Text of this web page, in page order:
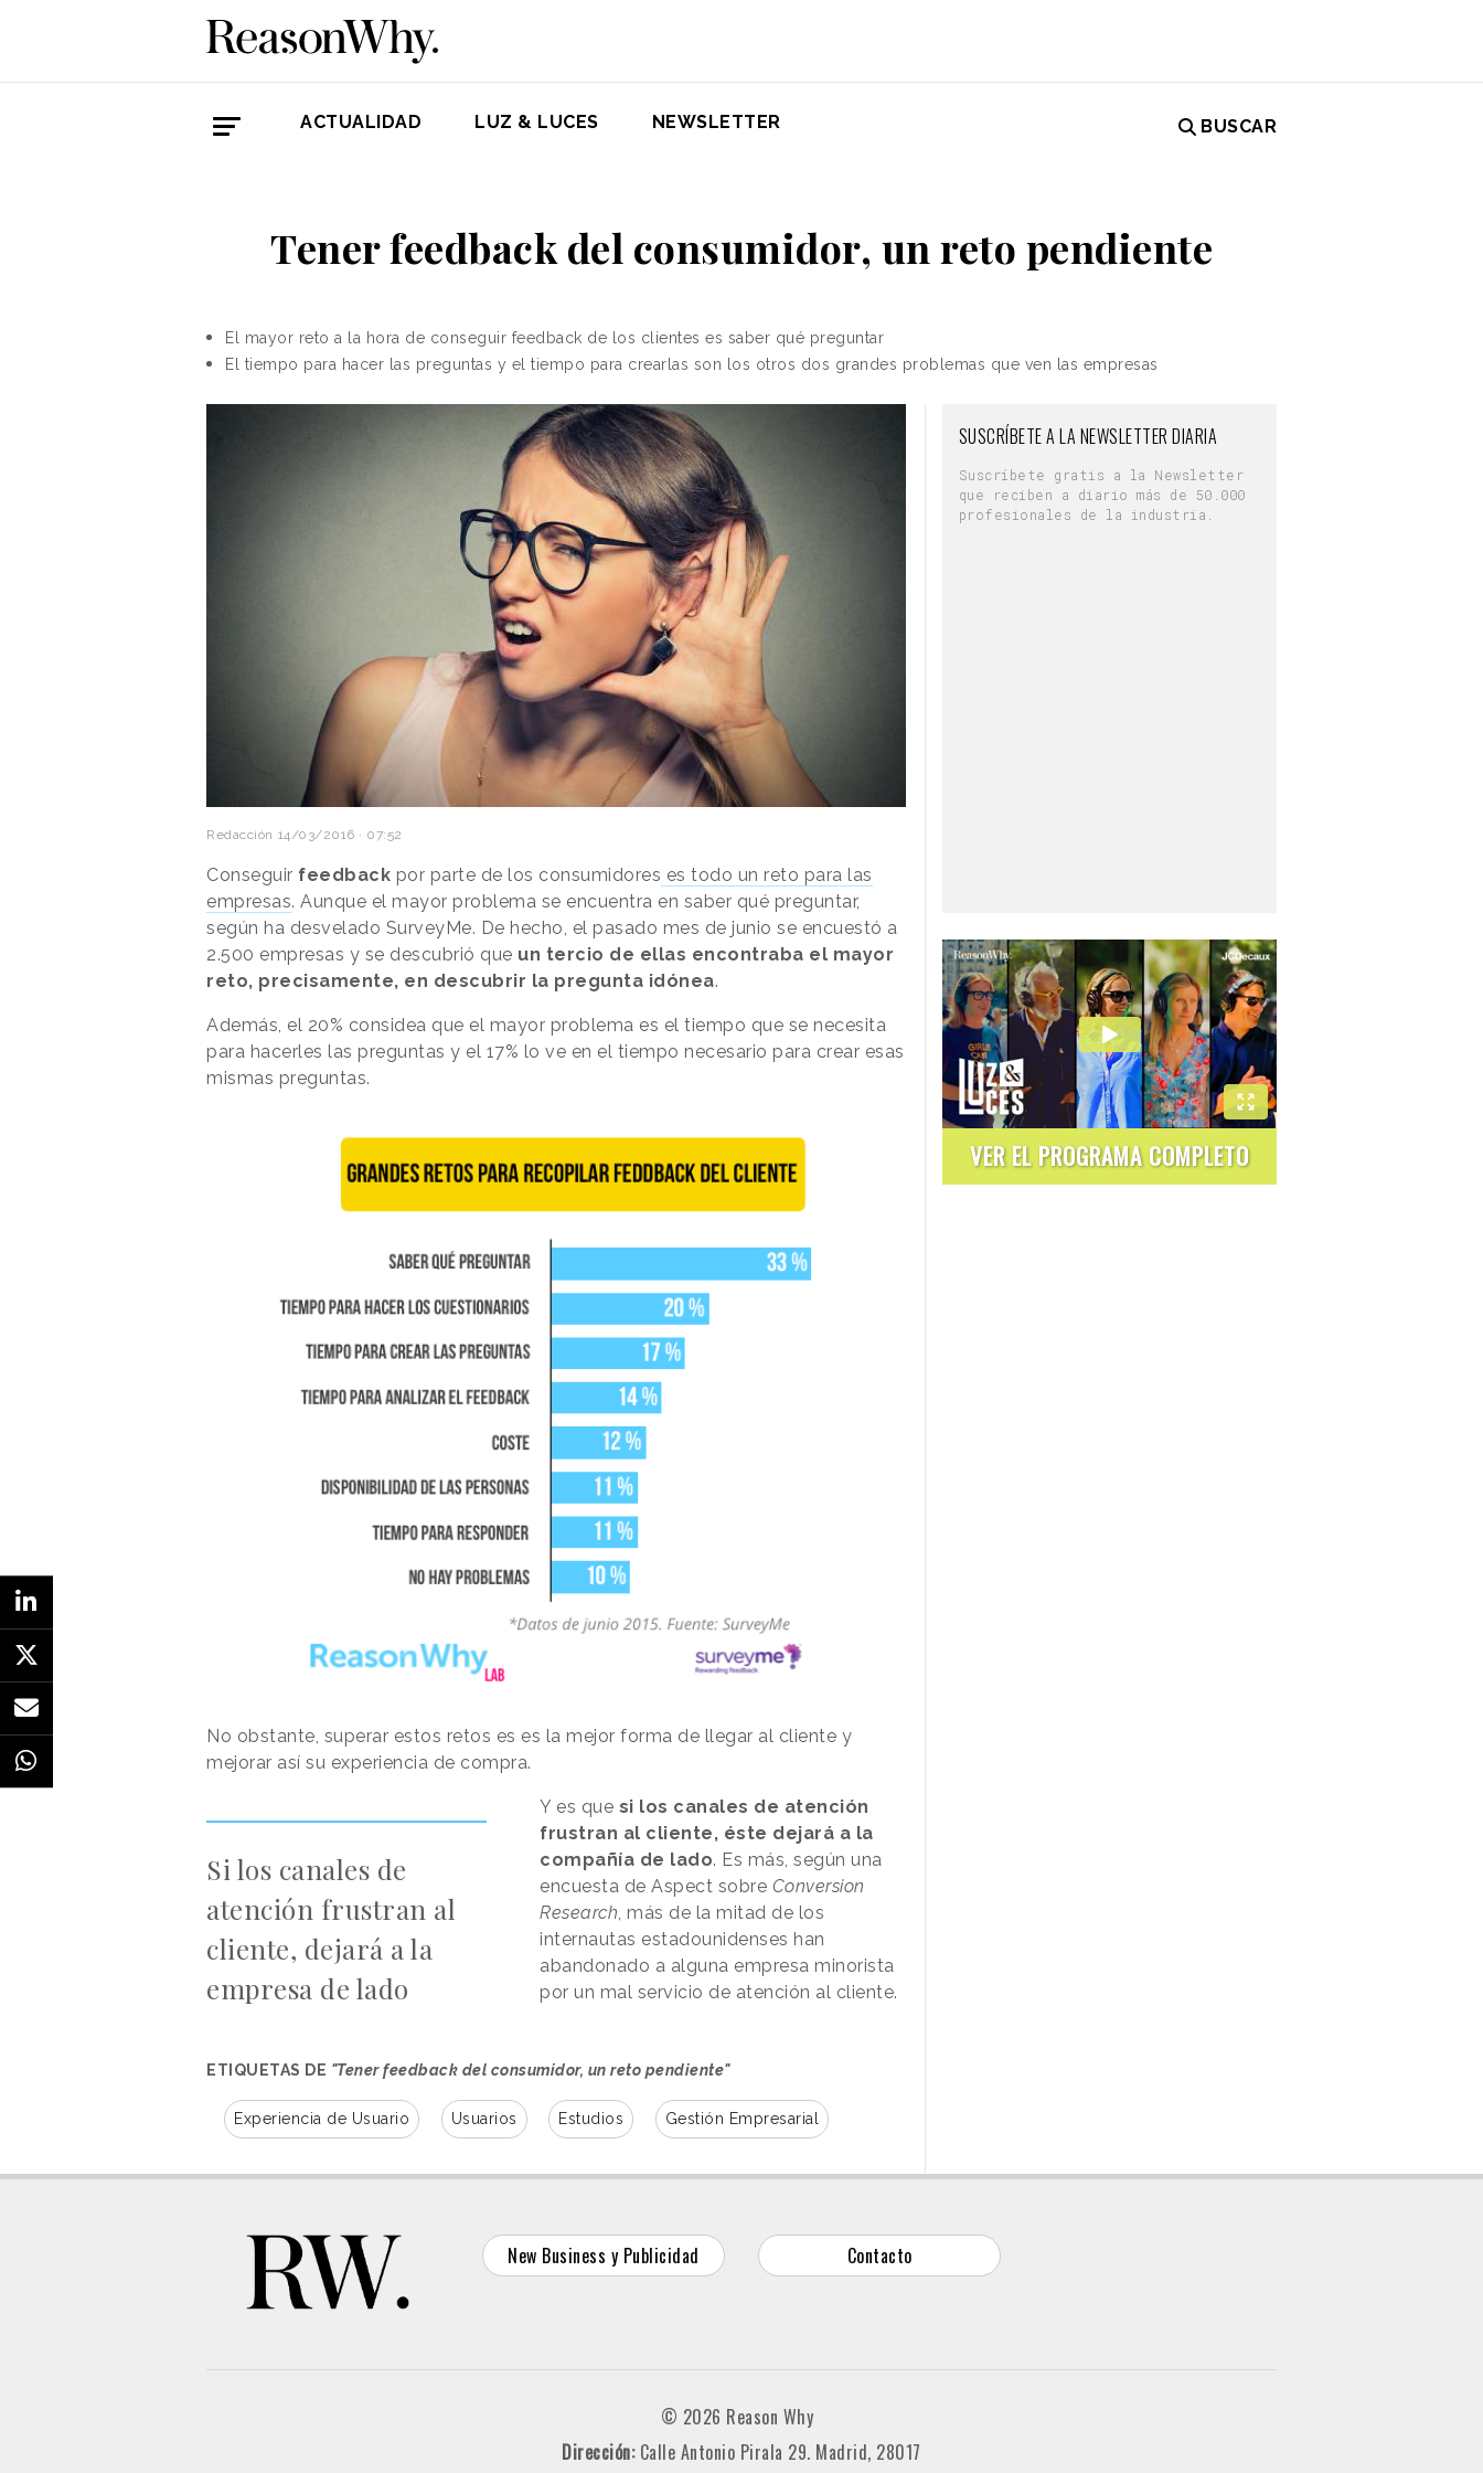
ACTUALIDAD LUZ & LUCES NEWSLETTER BUSCAR
Tener feedback del consumidor, un reto pendiente
El mayor reto a la hora de conseguir feedback de los clientes es saber qué preguntar
El tiempo para hacer las preguntas y el tiempo para crearlas son los otros dos grandes problemas que ven las empresas
Redacción 14/03/2016 · 07:52
Conseguir feedback por parte de los consumidores es todo un reto para las
empresas. Aunque el mayor problema se encuentra en saber qué preguntar,
según ha desvelado SurveyMe. De hecho, el pasado mes de junio se encuestó a
2.500 empresas y se descubrió que un tercio de ellas encontraba el mayor
reto, precisamente, en descubrir la pregunta idónea.
Además, el 20% considea que el mayor problema es el tiempo que se necesita
para hacerles las preguntas y el 17% lo ve en el tiempo necesario para crear esas
mismas preguntas.
No obstante, superar estos retos es es la mejor forma de llegar al cliente y
mejorar así su experiencia de compra.
Si los canales de
atención frustran al
cliente, dejará a la
empresa de lado
Y es que si los canales de atención
frustran al cliente, éste dejará a la
compañía de lado. Es más, según una
encuesta de Aspect sobre Conversion
Research, más de la mitad de los
internautas estadounidenses han
abandonado a alguna empresa minorista
por un mal servicio de atención al cliente.
ETIQUETAS DE "Tener feedback del consumidor, un reto pendiente"
Experiencia de Usuario Usuarios Estudios Gestión Empresarial
SUSCRÍBETE A LA NEWSLETTER DIARIA
Suscríbete gratis a la Newsletter
que reciben a diario más de 50.000
profesionales de la industria.
VER EL PROGRAMA COMPLETO
New Business y Publicidad Contacto
© 2026 Reason Why
Dirección: Calle Antonio Pirala 29. Madrid, 28017